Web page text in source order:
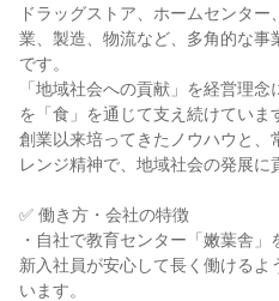
ドラッグストア、ホームセンタ
業、製造、物流など、多角的な
です。
「地域社会への貢献」を経営理
を「食」を通じて支え続けていま
創業以来培ってきたノウハウと、
レンジ精神で、地域社会の発展に
✅ 働き方・会社の特徴
・自社で教育センター「嫩葉舎」
新入社員が安心して長く働けるよ
います。